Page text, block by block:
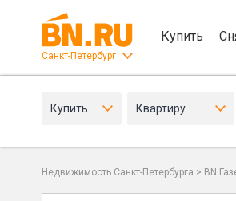
Санкт-Петербург
Купить
Купить Квартиру
Недвижимость Санкт-Петербурга > BN